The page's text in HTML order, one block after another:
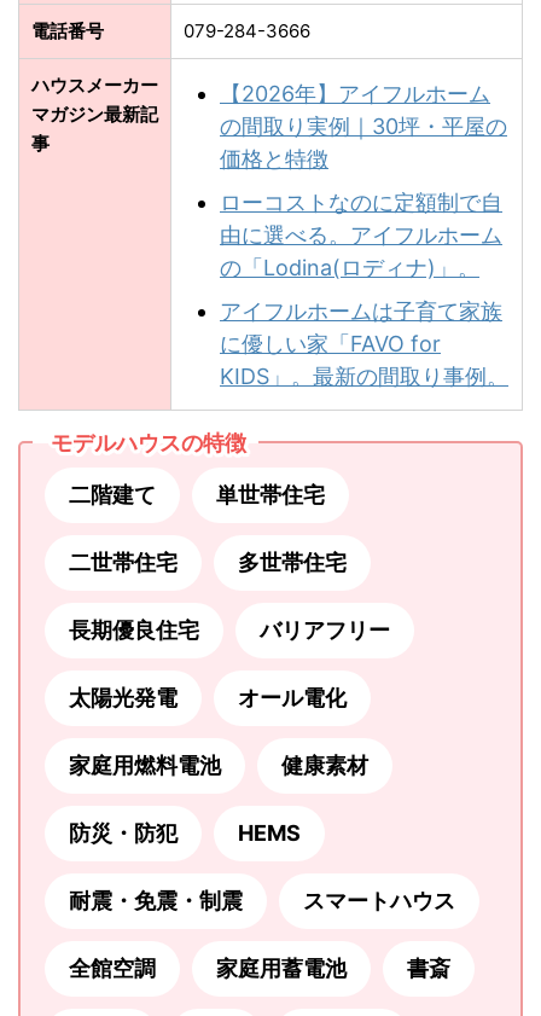
電話番号 079-284-3666
ハウスメーカー
マガジン最新記
事
【2026年】アイフルホーム
の間取り実例｜30坪・平屋の
価格と特徴
ローコストなのに定額制で自
由に選べる。アイフルホーム
の「Lodina(ロディナ)」。
アイフルホームは子育て家族
に優しい家「FAVO for
KIDS」。最新の間取り事例。
モデルハウスの特徴
二階建て 単世帯住宅
二世帯住宅 多世帯住宅
長期優良住宅 バリアフリー
太陽光発電 オール電化
家庭用燃料電池 健康素材
防災・防犯 HEMS
耐震・免震・制震 スマートハウス
全館空調 家庭用蓄電池 書斎